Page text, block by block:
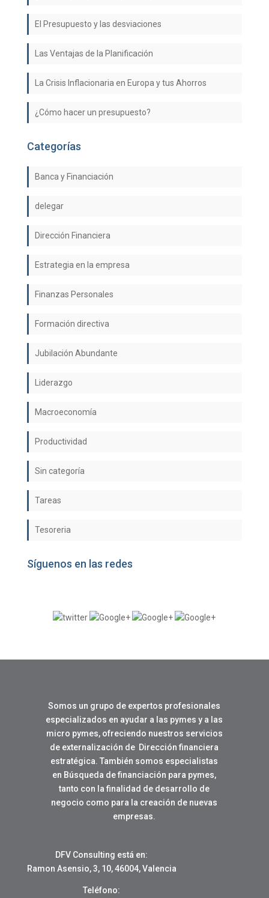
El Presupuesto y las desviaciones
Las Ventajas de la Planificación
La Crisis Inflacionaria en Europa y tus Ahorros
¿Cómo hacer un presupuesto?
Categorías
Banca y Financiación
delegar
Dirección Financiera
Estrategia en la empresa
Finanzas Personales
Formación directiva
Jubilación Abundante
Liderazgo
Macroeconomía
Productividad
Sin categoría
Tareas
Tesoreria
Síguenos en las redes
Somos un grupo de expertos profesionales
especializados en ayudar a las pymes y a las
micro pymes, ofreciendo nuestros servicios
de externalización de Dirección financiera
estratégica. También somos especialistas
en Búsqueda de financiación para pymes,
tanto con la finalidad de desarrollo de
negocio como para la creación de nuevas
empresas.
DFV Consulting está en:
Ramon Asensio, 3, 10, 46004, Valencia
Teléfono: